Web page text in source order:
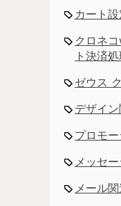
カート設
クロネ
ト決済
ゼウス
デザイ
プロモ
メッセ
メール